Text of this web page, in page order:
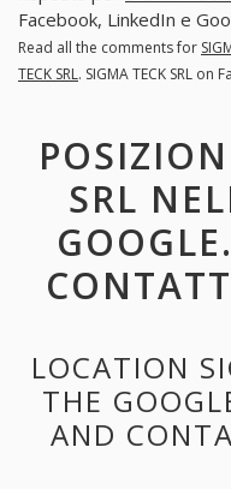
Facebook, LinkedIn e
Read all the comments for
TECK SRL. SIGMA TECK SRL
SRL
LOCATION
THE
AND